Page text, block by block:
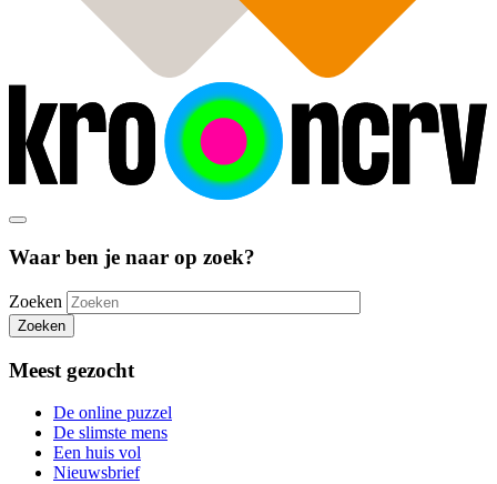
Waar ben je naar op zoek?
Zoeken
Zoeken
Meest gezocht
De online puzzel
De slimste mens
Een huis vol
Nieuwsbrief